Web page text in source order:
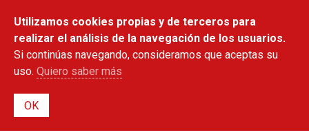
contenido
principal
Utilizamos cookies propias y de terceros para
realizar el análisis de la navegación de los usuarios.
Si continúas navegando, consideramos que aceptas su
uso. Quiero saber más